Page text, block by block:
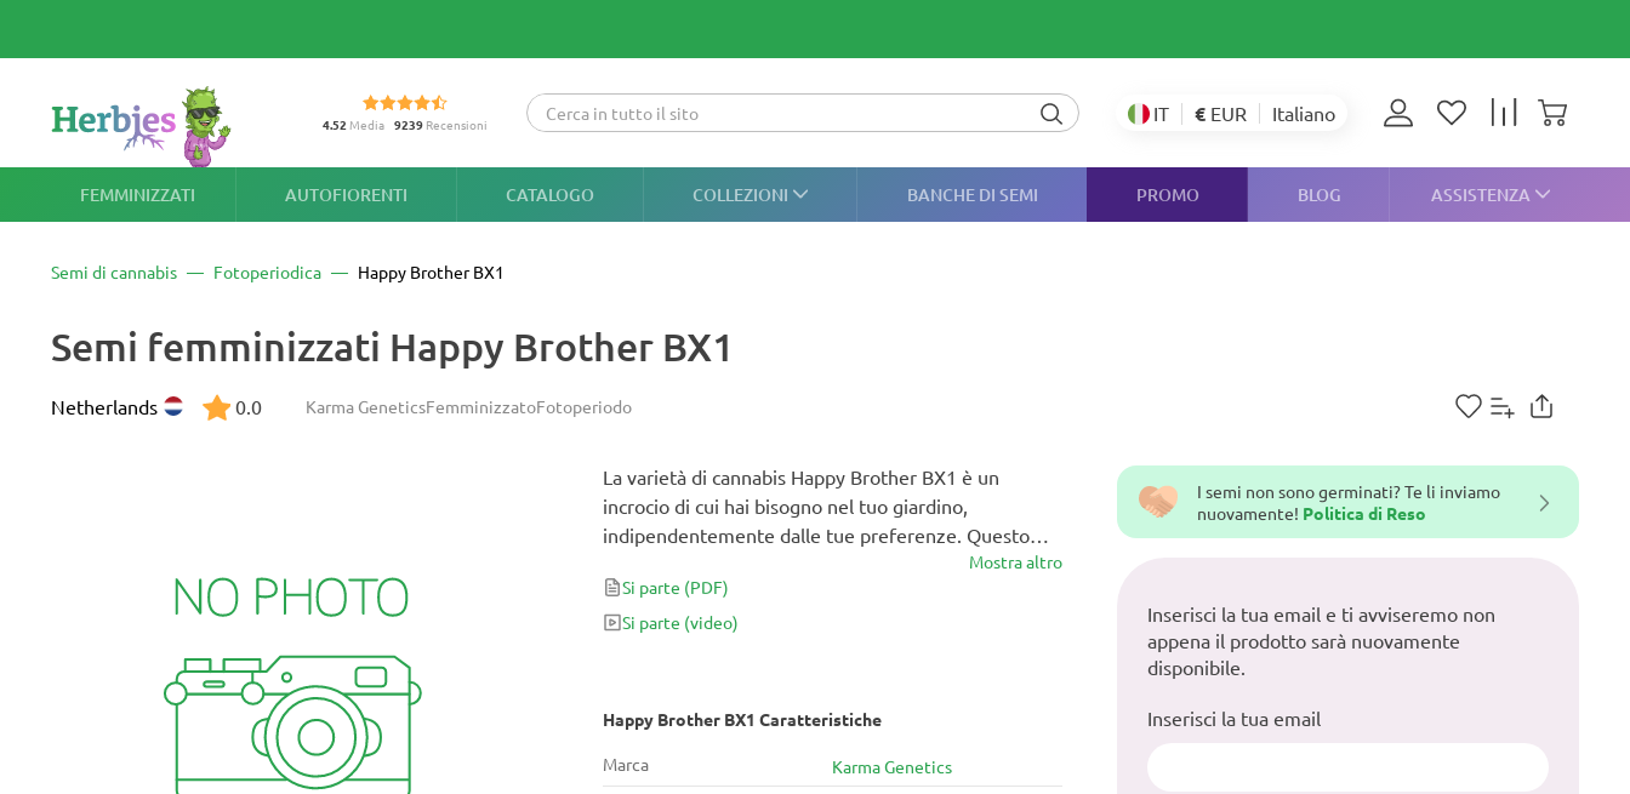
4.52 Media 9239 Recensioni IT € EUR Italiano
FEMMINIZZATI AUTOFIORENTI CATALOGO COLLEZIONI BANCHE DI SEMI PROMO BLOG ASSISTENZA
Semi di cannabis Fotoperiodica Happy Brother BX1
Semi femminizzati Happy Brother BX1
Karma GeneticsFemminizzatoFotoperiodo
Netherlands 0.0
Happy Brother BX1 Caratteristiche
Marca
Karma Genetics
La varietà di cannabis Happy Brother BX1 è un
incrocio di cui hai bisogno nel tuo giardino,
indipendentemente dalle tue preferenze. Questo
ibrido a predominanza Indica ha una forte storia alle
spalle, che aggiunge così al suo fascino. È già al 3°
posto alla IC420 Breeders Cup di Amsterdam e non
Mostra altro
Si parte (PDF)
Si parte (video)
I semi non sono germinati? Te li inviamo
nuovamente! Politica di Reso
Inserisci la tua email e ti avviseremo non
appena il prodotto sarà nuovamente
disponibile.
Inserisci la tua email